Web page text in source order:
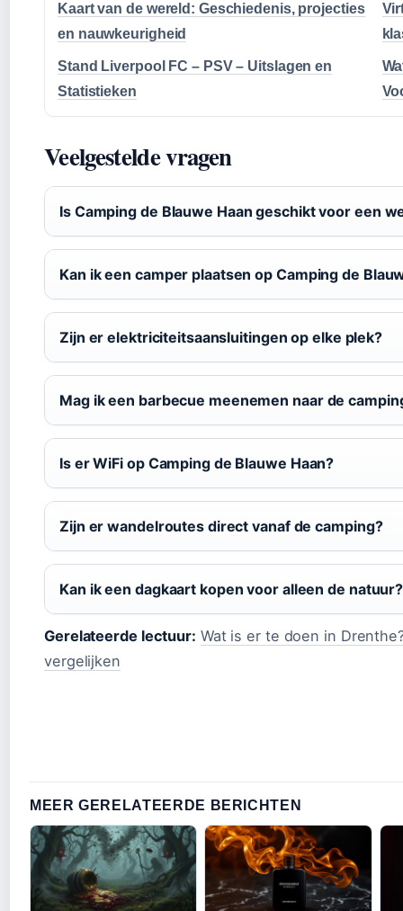
Kaart van de wereld: Geschiedenis, projecties
en nauwkeurigheid
Stand Liverpool FC – PSV – Uitslagen en
Statistieken
Veelgestelde vragen
Is Camping de Blauwe Haan geschikt voor een
Kan ik een camper plaatsen op Camping de
Zijn er elektriciteitsaansluitingen op elke plek?
Mag ik een barbecue meenemen naar de
Is er WiFi op Camping de Blauwe Haan?
Zijn er wandelroutes direct vanaf de camping?
Kan ik een dagkaart kopen voor alleen de natuur?
Gerelateerde lectuur: Wat is er te doen in
vergelijken
MEER GERELATEERDE BERICHTEN